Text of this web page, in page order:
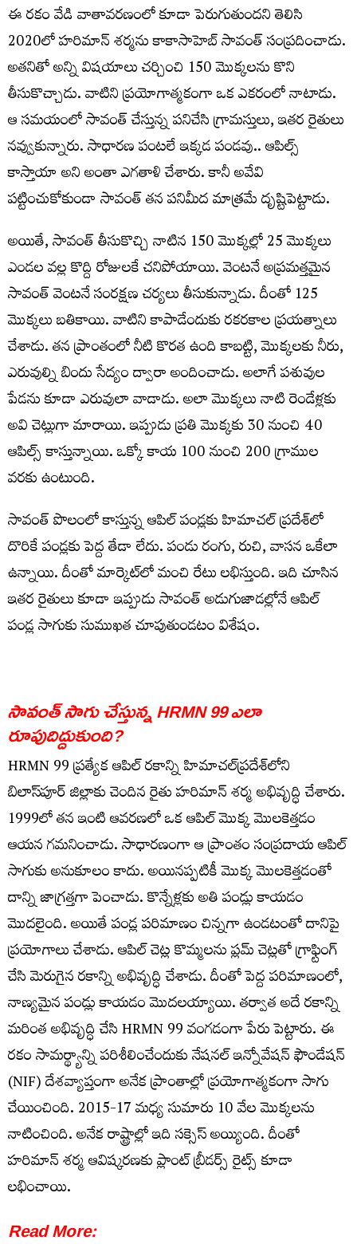
ఈ రకం వేడి వాతావరణంలో కూడా పెరుగుతుందని తెలిసి
2020లో హరిమాన్ శర్మను కాకాసాహెబ్ సావంత్ సంప్రదించాడు.
అతనితో అన్ని విషయాలు చర్చించి 150 మొక్కలను కొని
తీసుకొచ్చాడు. వాటిని ప్రయోగాత్మకంగా ఒక ఎకరంలో నాటాడు.
ఆ సమయంలో సావంత్ చేస్తున్న పనిచేసి గ్రామస్తులు, ఇతర రైతులు
నవ్వుకున్నారు. సాధారణ పంటలే ఇక్కడ పండవు.. ఆపిల్స్
కాస్తాయా అని అంతా ఎగతాళి చేశారు. కానీ అవేవి
పట్టించుకోకుండా సావంత్ తన పనిమీద మాత్రమే దృష్టిపెట్టాడు.
అయితే, సావంత్ తీసుకొచ్చి నాటిన 150 మొక్కల్లో 25 మొక్కలు
ఎండల వల్ల కొద్ది రోజులకే చనిపోయాయి. వెంటనే అప్రమత్తమైన
సావంత్ వెంటనే సంరక్షణ చర్యలు తీసుకున్నాడు. దీంతో 125
మొక్కలు బతికాయి. వాటిని కాపాడేందుకు రకరకాల ప్రయత్నాలు
చేశాడు. తన ప్రాంతంలో నీటి కొరత ఉంది కాబట్టి, మొక్కలకు నీరు,
ఎరువుల్ని బిందు సేద్యం ద్వారా అందించాడు. అలాగే పశువుల
పేడను కూడా ఎరువులా వాడాడు. అలా మొక్కలు నాటి రెండేళ్లకు
అవి చెట్లుగా మారాయి. ఇప్పుడు ప్రతి మొక్కకు 30 నుంచి 40
ఆపిల్స్ కాస్తున్నాయి. ఒక్కో కాయ 100 నుంచి 200 గ్రాముల
వరకు ఉంటుంది.
సావంత్ పొలంలో కాస్తున్న ఆపిల్ పండ్లకు హిమాచల్ ప్రదేశ్‌లో
దొరికే పండ్లకు పెద్ద తేడా లేదు. పండు రంగు, రుచి, వాసన ఒకేలా
ఉన్నాయి. దీంతో మార్కెట్‌లో మంచి రేటు లభిస్తుంది. ఇది చూసిన
ఇతర రైతులు కూడా ఇప్పుడు సావంత్ అడుగుజాడల్లోనే ఆపిల్
పండ్ల సాగుకు సుముఖత చూపుతుండటం విశేషం.
సావంత్ సాగు చేస్తున్న HRMN 99 ఎలా
రూపుదిద్దుకుంది?
HRMN 99 ప్రత్యేక ఆపిల్ రకాన్ని హిమాచల్‌ప్రదేశ్‌లోని
బిలాస్‌పూర్ జిల్లాకు చెందిన రైతు హరిమాన్ శర్మ అభివృద్ధి చేశారు.
1999లో తన ఇంటి ఆవరణలో ఒక ఆపిల్ మొక్క మొలకెత్తడం
ఆయన గమనించాడు. సాధారణంగా ఆ ప్రాంతం సంప్రదాయ ఆపిల్
సాగుకు అనుకూలం కాదు. అయినప్పటికీ మొక్క మొలకెత్తడంతో
దాన్ని జాగ్రత్తగా పెంచాడు. కొన్నేళ్లకు అతి పండ్లు కాయడం
మొదలైంది. అయితే పండ్ల పరిమాణం చిన్నగా ఉండటంతో దానిపై
ప్రయోగాలు చేశాడు. ఆపిల్ చెట్ల కొమ్మలను ప్లమ్ చెట్లతో గ్రాఫ్టింగ్
చేసి మెరుగైన రకాన్ని అభివృద్ధి చేశాడు. దీంతో పెద్ద పరిమాణంలో,
నాణ్యమైన పండ్లు కాయడం మొదలయ్యాయి. తర్వాత అదే రకాన్ని
మరింత అభివృద్ధి చేసి HRMN 99 వంగడంగా పేరు పెట్టారు. ఈ
రకం సామర్థ్యాన్ని పరిశీలించేందుకు నేషనల్ ఇన్నోవేషన్ ఫౌండేషన్
(NIF) దేశవ్యాప్తంగా అనేక ప్రాంతాల్లో ప్రయోగాత్మకంగా సాగు
చేయించింది. 2015-17 మధ్య సుమారు 10 వేల మొక్కలను
నాటించింది. అనేక రాష్ట్రాల్లో ఇది సక్సెస్ అయ్యింది. దీంతో
హరిమాన్ శర్మ ఆవిష్కరణకు ప్లాంట్ బ్రీడర్స్ రైట్స్ కూడా
లభించాయి.
Read More: